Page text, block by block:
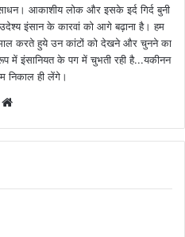
साधन। आकाशीय लोक और इसके इर्द गिर्द बुनी
इंसान के कारवां को आगे बढ़ाना है। हम
करते हुये उन कांटों को देखने और चुनने का
में इंसानियत के पग में चुभती रही है...यकीनन
निकाल ही लेंगे।
b